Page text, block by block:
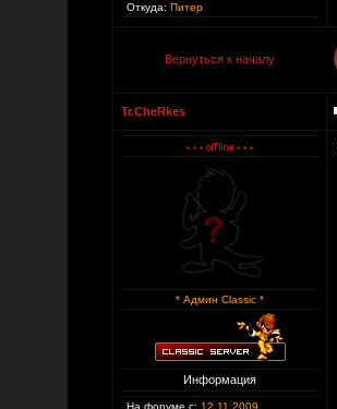
Откуда: Питер
Вернуться к началу
Tr.CheRkes
* Админ Classic *
Информация
На форуме с: 12.11.2009